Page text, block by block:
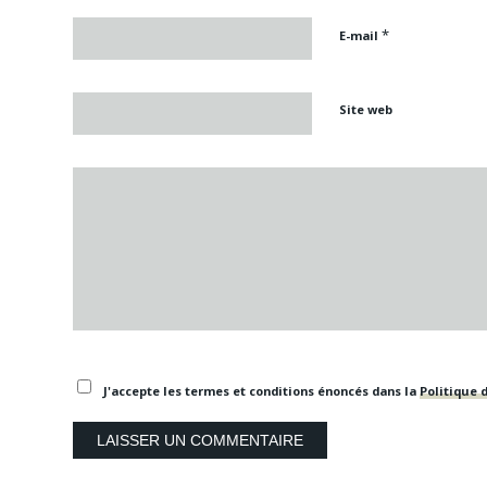
E-mail *
Site web
J'accepte les termes et conditions énoncés dans la Politique